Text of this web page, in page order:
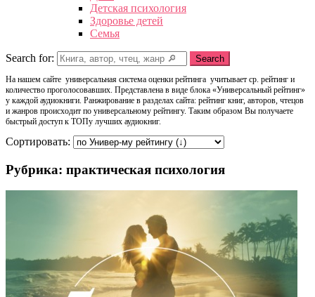
Детская психология
Здоровье детей
Семья
Search for: Search
На нашем сайте универсальная система оценки рейтинга учитывает ср. рейтинг и
количество проголосовавших. Представлена в виде блока «Универсальный рейтинг»
у каждой аудиокниги. Ранжирование в разделах сайта: рейтинг книг, авторов, чтецов
и жанров происходит по универсальному рейтингу. Таким образом Вы получаете
быстрый доступ к ТОПу лучших аудиокниг.
Сортировать:
Рубрика: практическая психология